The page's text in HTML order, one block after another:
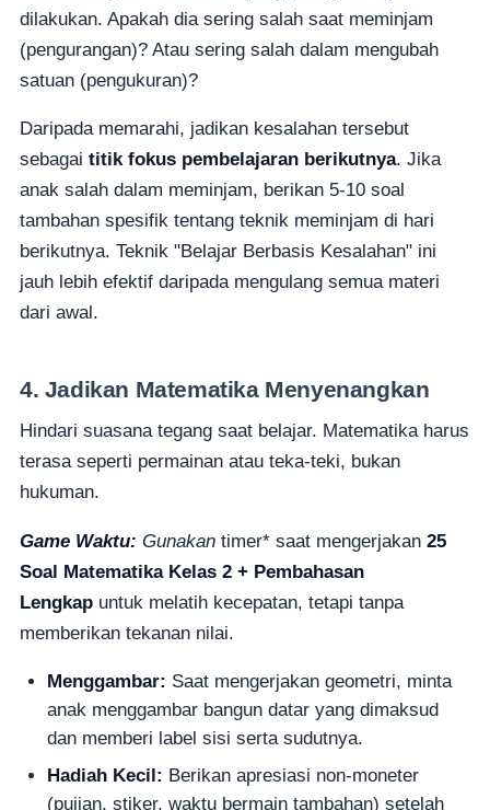
dilakukan. Apakah dia sering salah saat meminjam
(pengurangan)? Atau sering salah dalam mengubah
satuan (pengukuran)?
Daripada memarahi, jadikan kesalahan tersebut
sebagai titik fokus pembelajaran berikutnya. Jika
anak salah dalam meminjam, berikan 5-10 soal
tambahan spesifik tentang teknik meminjam di hari
berikutnya. Teknik "Belajar Berbasis Kesalahan" ini
jauh lebih efektif daripada mengulang semua materi
dari awal.
4. Jadikan Matematika Menyenangkan
Hindari suasana tegang saat belajar. Matematika harus
terasa seperti permainan atau teka-teki, bukan
hukuman.
Game Waktu: Gunakan timer* saat mengerjakan 25
Soal Matematika Kelas 2 + Pembahasan
Lengkap untuk melatih kecepatan, tetapi tanpa
memberikan tekanan nilai.
Menggambar: Saat mengerjakan geometri, minta
anak menggambar bangun datar yang dimaksud
dan memberi label sisi serta sudutnya.
Hadiah Kecil: Berikan apresiasi non-moneter
(pujian, stiker, waktu bermain tambahan) setelah